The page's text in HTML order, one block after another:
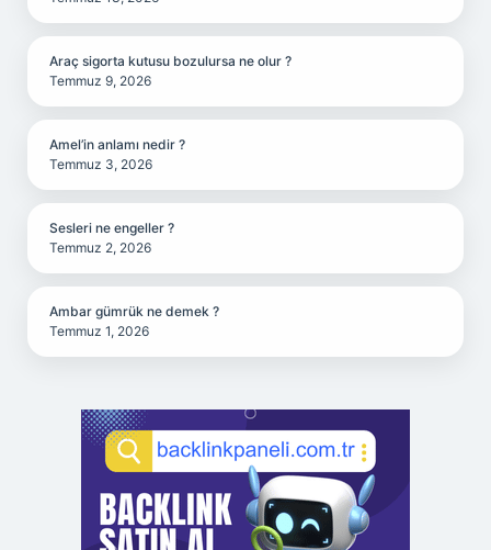
Araç sigorta kutusu bozulursa ne olur ?
Temmuz 9, 2026
Amel’in anlamı nedir ?
Temmuz 3, 2026
Sesleri ne engeller ?
Temmuz 2, 2026
Ambar gümrük ne demek ?
Temmuz 1, 2026